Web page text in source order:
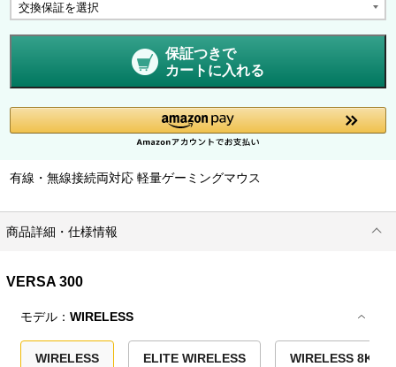
保証つきで
カートに入れる
有線・無線接続両対応 軽量ゲーミングマウス
商品詳細・仕様情報
VERSA 300
モデル：WIRELESS
WIRELESS ELITE WIRELESS WIRELESS 8K